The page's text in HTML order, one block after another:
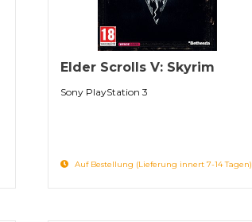
Elder Scrolls V: Skyrim
Sony PlayStation 3
Auf Bestellung (Lieferung innert 7-14 Tagen)